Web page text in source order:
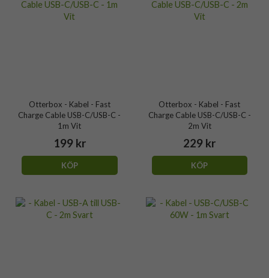
Otterbox - Kabel - Fast
Charge Cable USB-C/USB-C -
1m Vit
199 kr
KÖP
Otterbox - Kabel - Fast
Charge Cable USB-C/USB-C -
2m Vit
229 kr
KÖP